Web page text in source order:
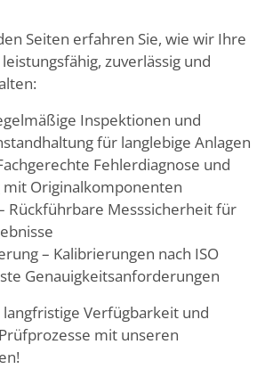
Seiten erfahren Sie, wie wir Ihre
zuverlässig und
Inspektionen und
für langlebige Anlagen
Fehlerdiagnose und
mit Originalkomponenten
Rückführbare Messsicherheit für
– Kalibrierungen nach ISO
Genauigkeitsanforderungen
langfristige Verfügbarkeit und
mit unseren